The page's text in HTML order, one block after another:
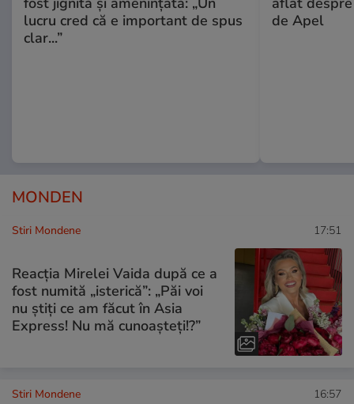
lucru cred că e important de spus
clar...”
de Apel
MONDEN
Stiri Mondene 17:51
Reacția Mirelei Vaida după ce a
fost numită „isterică”: „Păi voi
nu știți ce am făcut în Asia
Express! Nu mă cunoașteți!?”
Stiri Mondene 16:57